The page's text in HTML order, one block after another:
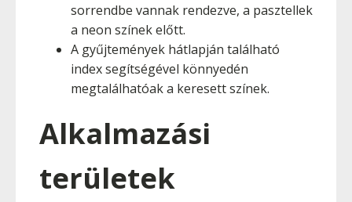
sorrendbe vannak rendezve, a pasztellek
a neon színek előtt.
A gyűjtemények hátlapján található
index segítségével könnyedén
megtalálhatóak a keresett színek.
Alkalmazási
területek